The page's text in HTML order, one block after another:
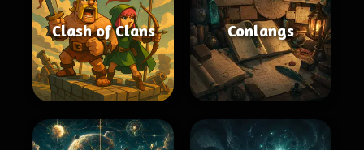
Clash of Clans Conlangs